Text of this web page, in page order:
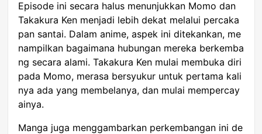
Episode ini secara halus menunjukkan Momo dan
Takakura Ken menjadi lebih dekat melalui percaka
pan santai. Dalam anime, aspek ini ditekankan, me
nampilkan bagaimana hubungan mereka berkemba
ng secara alami. Takakura Ken mulai membuka diri
pada Momo, merasa bersyukur untuk pertama kali
nya ada yang membelanya, dan mulai mempercay
ainya.
Manga juga menggambarkan perkembangan ini de